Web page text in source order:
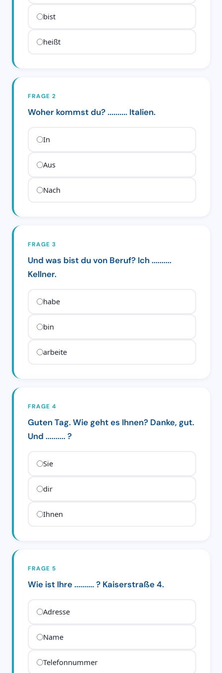
bist
heißt
FRAGE 2
Woher kommst du? .......... Italien.
In
Aus
Nach
FRAGE 3
Und was bist du von Beruf? Ich ..........
Kellner.
habe
bin
arbeite
FRAGE 4
Guten Tag. Wie geht es Ihnen? Danke, gut.
Und .......... ?
Sie
dir
Ihnen
FRAGE 5
Wie ist Ihre .......... ? Kaiserstraße 4.
Adresse
Name
Telefonnummer